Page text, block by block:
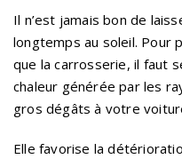
Il n’est jamais bon de
longtemps au soleil. Pour
que la carrosserie, il faut
chaleur générée par les
gros dégâts à votre
Elle favorise la